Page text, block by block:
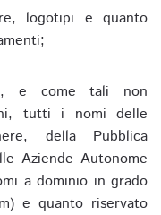
logotipi e quanto
e come tali non
tutti i nomi delle
della Pubblica
Aziende Autonome
a dominio in grado
e quanto riservato